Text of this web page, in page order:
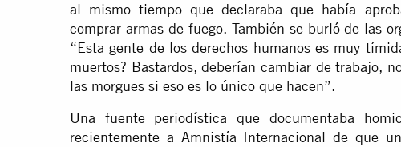
al mismo tiempo que declaraba que había
comprar armas de fuego. También se burló de las
“Esta gente de los derechos humanos es muy
muertos? Bastardos, deberían cambiar de trabajo,
las morgues si eso es lo único que hacen”.
Una fuente periodística que documentaba
recientemente a Amnistía Internacional de que